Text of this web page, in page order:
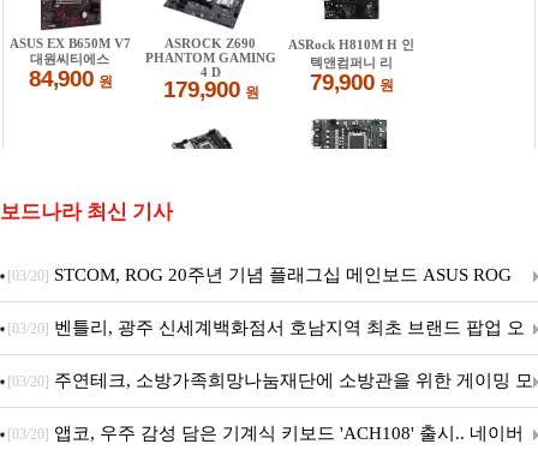
보드나라 최신 기사
[03/20] STCOM, ROG 20주년 기념 플래그십 메인보드 ASUS ROG
Crosshair X870E EDITION 20 국내 출시 예정
[03/20] 벤틀리, 광주 신세계백화점서 호남지역 최초 브랜드 팝업 오
픈
[03/20] 주연테크, 소방가족희망나눔재단에 소방관을 위한 게이밍 모
니터·스마트 펫 침대 기부
[03/20] 앱코, 우주 감성 담은 기계식 키보드 'ACH108' 출시.. 네이버